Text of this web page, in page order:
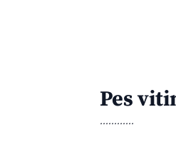
Pes
............